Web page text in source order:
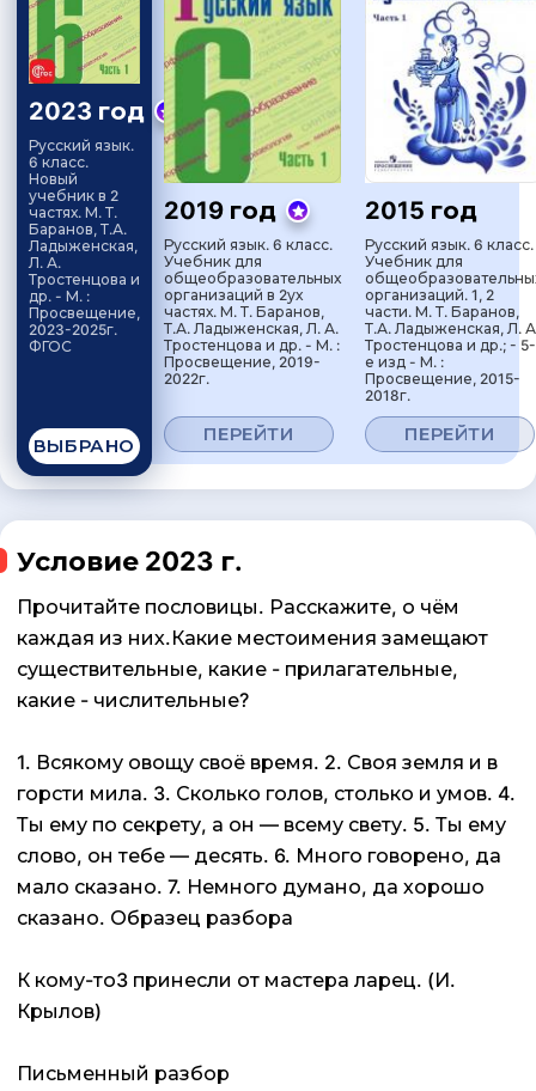
2023 год
Русский язык.
6 класс.
Новый
учебник в 2
частях. М. Т.
Баранов, Т.А.
Ладыженская,
Л. А.
Тростенцова и
др. - М. :
Просвещение,
2023-2025г.
ФГОС
ВЫБРАНО
2019 год
Русский язык. 6 класс.
Учебник для
общеобразовательных
организаций в 2ух
частях. М. Т. Баранов,
Т.А. Ладыженская, Л. А.
Тростенцова и др. - М. :
Просвещение, 2019-
2022г.
ПЕРЕЙТИ
2015 год
Русский язык. 6 класс.
Учебник для
организаций. 1, 2
части. М. Т. Баранов,
Т.А. Ладыженская, Л.
Тростенцова и др.; - 5-
е изд - М. :
Просвещение, 2015-
2018г.
ПЕРЕЙТИ
Условие 2023 г.
Прочитайте пословицы. Расскажите, о чём
каждая из них.Какие местоимения замещают
существительные, какие - прилагательные,
какие - числительные?
1. Всякому овощу своё время. 2. Своя земля и в
горсти мила. 3. Сколько голов, столько и умов. 4.
Ты ему по секрету, а он — всему свету. 5. Ты ему
слово, он тебе — десять. 6. Много говорено, да
мало сказано. 7. Немного думано, да хорошо
сказано. Образец разбора
К кому-то3 принесли от мастера ларец. (И.
Крылов)
Письменный разбор